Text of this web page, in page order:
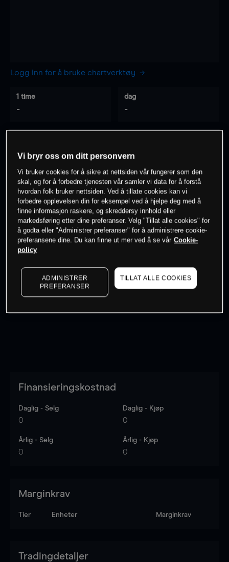
Logg inn for å bruke chartverktøy
1 time
-
dag
-
- -
0% av kunder erpå dette instrumentet
Søk om konto
Kursene er veiledende.Log in
Finansieringskostnad
Daglig - Selg
0
Daglig - Kjøp
0
Årlig - Selg
0
Årlig - Kjøp
0
Marginkrav
Tier Enheter Marginkrav
Tradingdetaljer
Vi bryr oss om ditt personvern
Vi bruker cookies for å sikre at nettsiden vår fungerer som den
skal, og for å forbedre tjenesten vår samler vi data for å forstå
hvordan folk bruker nettsiden. Ved å tillate cookies kan vi
forbedre opplevelsen din for eksempel ved å hjelpe deg med å
finne informasjon raskere, og skreddersy innhold eller
markedsføring etter dine preferanser. Velg "Tillat alle cookies" for
å godta eller "Administrer preferanser" for å administrere cookie-
preferansene dine. Du kan finne ut mer ved å se vår Cookie-
policy
ADMINISTRER
PREFERANSER
TILLAT ALLE COOKIES